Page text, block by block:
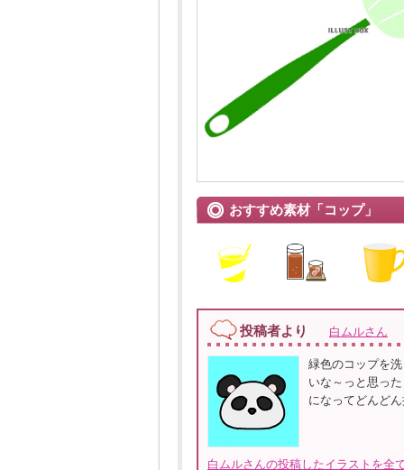
おすすめ素材「コップ」
投稿者より 白ムルさん
緑色のコップを
いな～っと思っ
になってどんど
白ムルさんの投稿したイラストを全